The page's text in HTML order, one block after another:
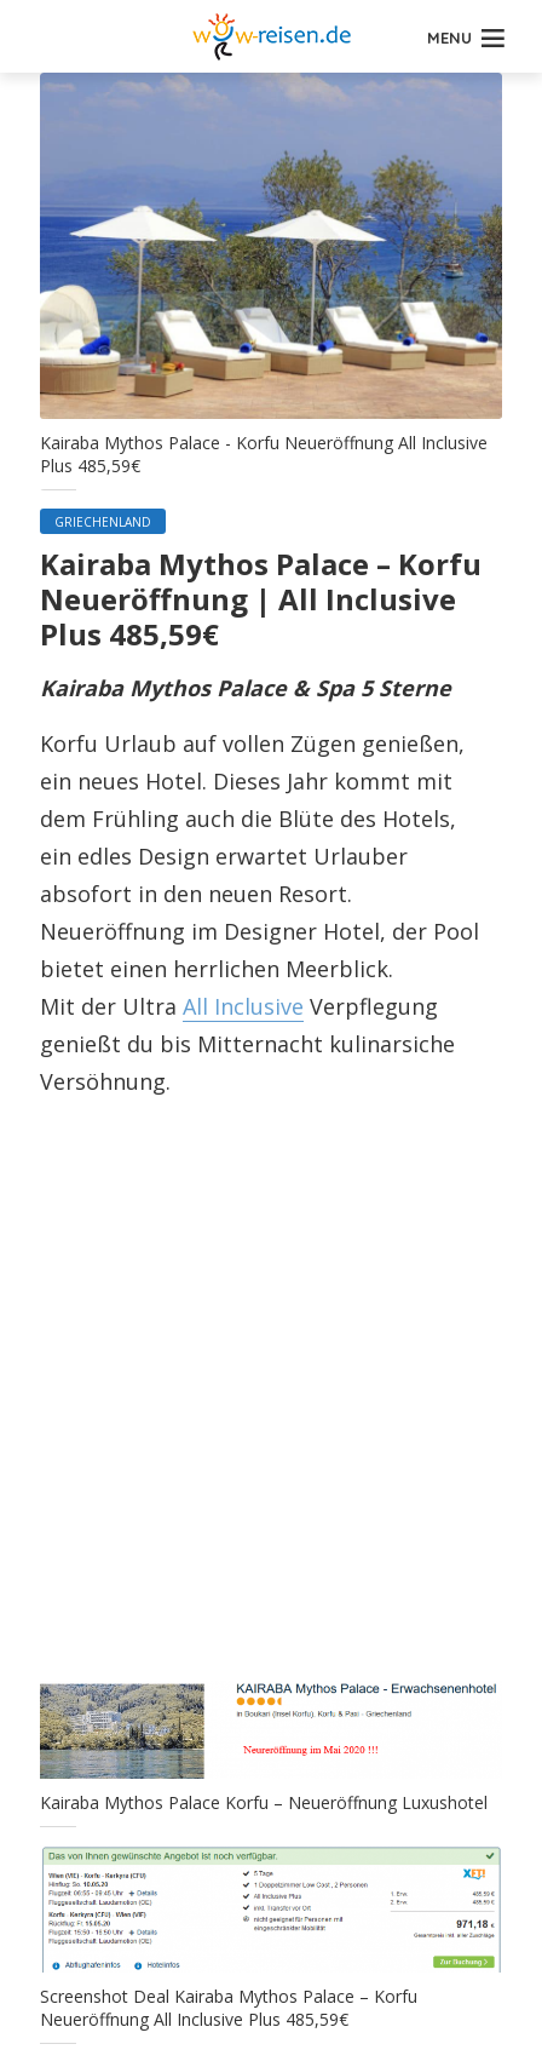
MENU
Kairaba Mythos Palace - Korfu Neueröffnung All Inclusive
Plus 485,59€
GRIECHENLAND
Kairaba Mythos Palace – Korfu
Neueröffnung | All Inclusive
Plus 485,59€
Kairaba Mythos Palace & Spa 5 Sterne
Korfu Urlaub auf vollen Zügen genießen,
ein neues Hotel. Dieses Jahr kommt mit
dem Frühling auch die Blüte des Hotels,
ein edles Design erwartet Urlauber
absofort in den neuen Resort.
Neueröffnung im Designer Hotel, der Pool
bietet einen herrlichen Meerblick.
Mit der UltraAll Inclusive Verpflegung
genießt du bis Mitternacht kulinarsiche
Versöhnung.
Kairaba Mythos Palace Korfu – Neueröffnung Luxushotel
Screenshot Deal Kairaba Mythos Palace – Korfu
Neueröffnung All Inclusive Plus 485,59€